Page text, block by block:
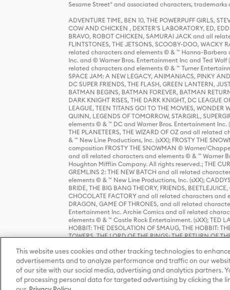
Sesame Street® and associated characters, trademarks
ADVENTURE TIME, BEN 10, THE POWERPUFF GIRLS,
COW AND CHICKEN , DEXTER'S LABORATORY, ED,
BRAVO, ROBOT CHICKEN, SAMURAI JACK and all
FLINTSTONES, THE JETSONS, SCOOBY-DOO,
related characters and elements © & ™ Hanna-Barbera
Inc. and © Warner Bros. Entertainment Inc and Ted
related characters and elements © & ™ Turner
SPACE JAM: A NEW LEGACY, ANIMANIACS, PINKY
DC SUPER FRIENDS, THE FLASH, GREEN LANTERN,
BATMAN BEGINS, BATMAN FOREVER, BATMAN
DARK KNIGHT RISES, THE DARK KNIGHT, DC LEAGUE
LEAGUE, TEEN TITANS GO! TO THE MOVIES,
QUINN, LEGENDS OF TOMORROW, STARGIRL,
elements © & ™ DC and Warner Bros. Entertainment Inc.
THE PLANETEERS, THE WIZARD OF OZ and all
& ™ New Line Productions, Inc. (sXX); FROSTY THE
composition FROSTY THE SNOWMAN © Warner/
and all related characters and elements © & ™ Warner
Houghton Mifflin Company. All rights reserved.; THE
GREMLINS 2: THE NEW BATCH and all related
elements © & ™ New Line Productions, Inc. (sXX);
BRIDE, THE BIG BANG THEORY, FRIENDS,
CHOCOLATE FACTORY and all related characters and
DRAGON, GAME OF THRONES, and all related
Entertainment Inc. Archie Comics and all related
elements © & ™ Castle Rock Entertainment. (sXX); TED
HOBBIT: THE DESOLATION OF SMAUG, THE HOBBIT:
TOWERS, THE LORD OF THE RINGS: THE RETURN
Warner Bros. Entertainment Inc. (sXX); WIZARDING
Entertainment Inc. All rights reserved.
This website uses cookies and other tracking technologies to
advertisements and to analyze performance and traffic on our
of our site with our social media, advertising and analytics partners.
of processing personal data for targeted advertising by clicking the